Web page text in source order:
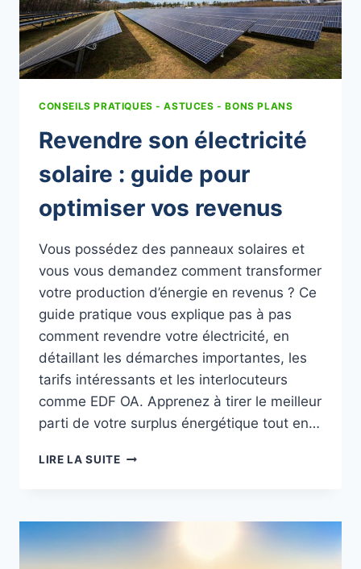
CONSEILS PRATIQUES - ASTUCES - BONS PLANS
Revendre son électricité
solaire : guide pour
optimiser vos revenus
Vous possédez des panneaux solaires et
vous vous demandez comment transformer
votre production d’énergie en revenus ? Ce
guide pratique vous explique pas à pas
comment revendre votre électricité, en
détaillant les démarches importantes, les
tarifs intéressants et les interlocuteurs
comme EDF OA. Apprenez à tirer le meilleur
parti de votre surplus énergétique tout en…
LIRE LA SUITE REVENDRE
:
GUIDE